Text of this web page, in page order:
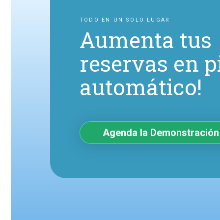
TODO EN UN SOLO LUGAR
Aumenta tus
reservas en
automático!
Agenda la Demonstración